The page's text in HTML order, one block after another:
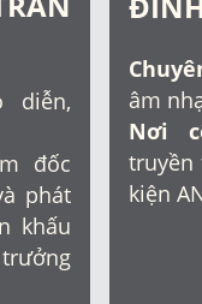
diễn,
đốc
phát
khấu
âm
Nơi
truyền
kiện